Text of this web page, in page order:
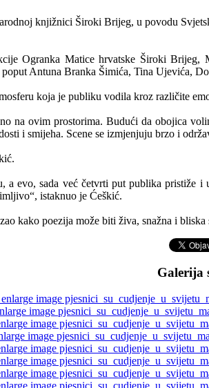
knjižnici Široki Brijeg, u povodu
Ogranka Matice hrvatske Široki
Antuna Branka Šimića, Tina Ujevića,
koja je publiku vodila kroz različite
na ovim prostorima. Budući da obojica
i smijeha. Scene se izmjenjuju brzo i
evo, sada već četvrti put publika
istaknuo je Ćeškić.
kako poezija može biti živa, snažna i
Galerija